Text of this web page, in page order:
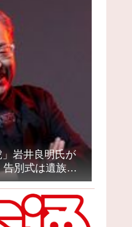
」岩井良明氏が
別式は遺族の